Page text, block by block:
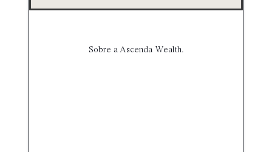
Sobre a Ascenda Wealth.